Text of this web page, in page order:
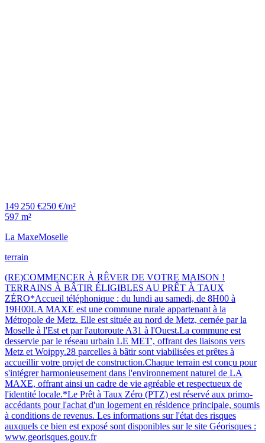
149 250 €250 €/m²
597 m²
La MaxeMoselle
terrain
(RE)COMMENCER À RÊVER DE VOTRE MAISON !
TERRAINS À BÂTIR ÉLIGIBLES AU PRÊT À TAUX
ZÉRO*Accueil téléphonique : du lundi au samedi, de 8H00 à
19H00LA MAXE est une commune rurale appartenant à la
Métropole de Metz. Elle est située au nord de Metz, cernée par la
Moselle à l'Est et par l'autoroute A31 à l'Ouest.La commune est
desservie par le réseau urbain LE MET', offrant des liaisons vers
Metz et Woippy.28 parcelles à bâtir sont viabilisées et prêtes à
accueillir votre projet de construction.Chaque terrain est conçu pour
s'intégrer harmonieusement dans l'environnement naturel de LA
MAXE, offrant ainsi un cadre de vie agréable et respectueux de
l'identité locale.*Le Prêt à Taux Zéro (PTZ) est réservé aux primo-
accédants pour l'achat d'un logement en résidence principale, soumis
à conditions de revenus. Les informations sur l'état des risques
auxquels ce bien est exposé sont disponibles sur le site Géorisques :
www.georisques.gouv.fr